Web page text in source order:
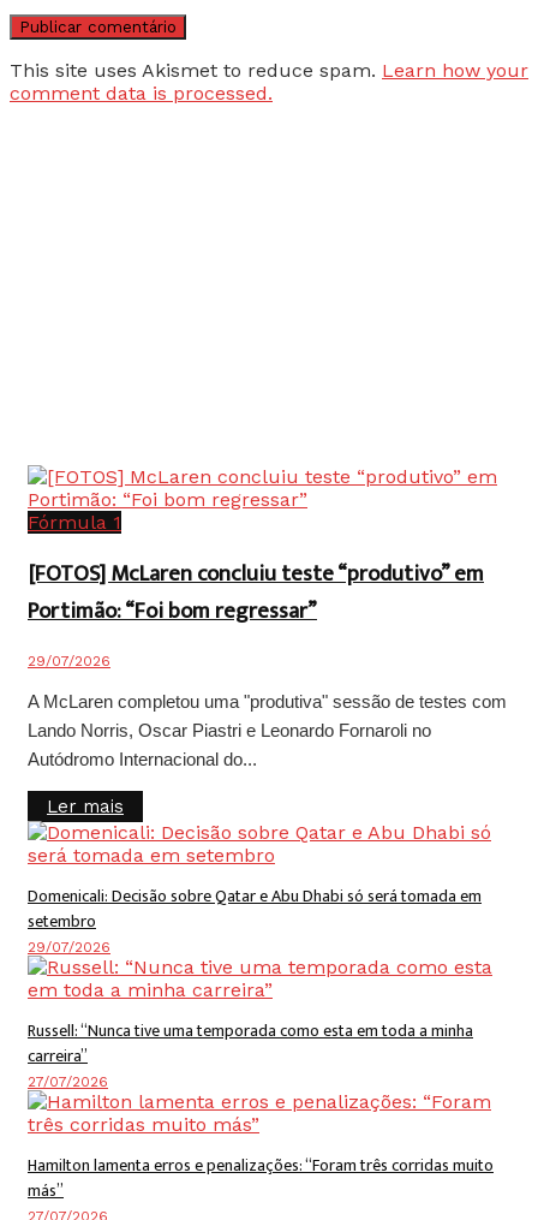
This site uses Akismet to reduce spam. Learn how your
comment data is processed.
Fórmula 1
[FOTOS] McLaren concluiu teste “produtivo” em
Portimão: “Foi bom regressar”
29/07/2026
A McLaren completou uma "produtiva" sessão de testes com
Lando Norris, Oscar Piastri e Leonardo Fornaroli no
Autódromo Internacional do...
Ler mais
Domenicali: Decisão sobre Qatar e Abu Dhabi só será tomada em
setembro
29/07/2026
Russell: “Nunca tive uma temporada como esta em toda a minha
carreira”
27/07/2026
Hamilton lamenta erros e penalizações: “Foram três corridas muito
más”
27/07/2026